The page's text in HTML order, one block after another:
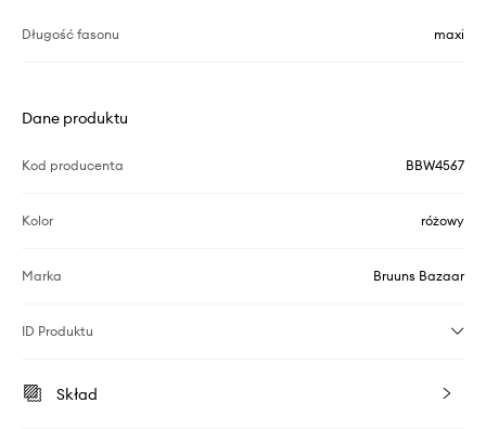
Długość fasonu maxi
Dane produktu
Kod producenta BBW4567
Kolor różowy
Marka Bruuns Bazaar
ID Produktu
Skład